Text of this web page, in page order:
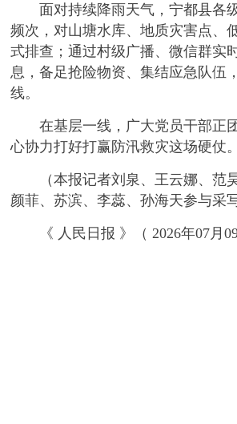
面对持续降雨天气，宁都县各
频次，对山塘水库、地质灾害点、
式排查；通过村级广播、微信群实
息，备足抢险物资、集结应急队伍
线。
在基层一线，广大党员干部正
心协力打好打赢防汛救灾这场硬仗。
（本报记者刘泉、王云娜、范
颜菲、苏滨、李蕊、孙海天参与采写
《 人民日报 》（ 2026年07月09